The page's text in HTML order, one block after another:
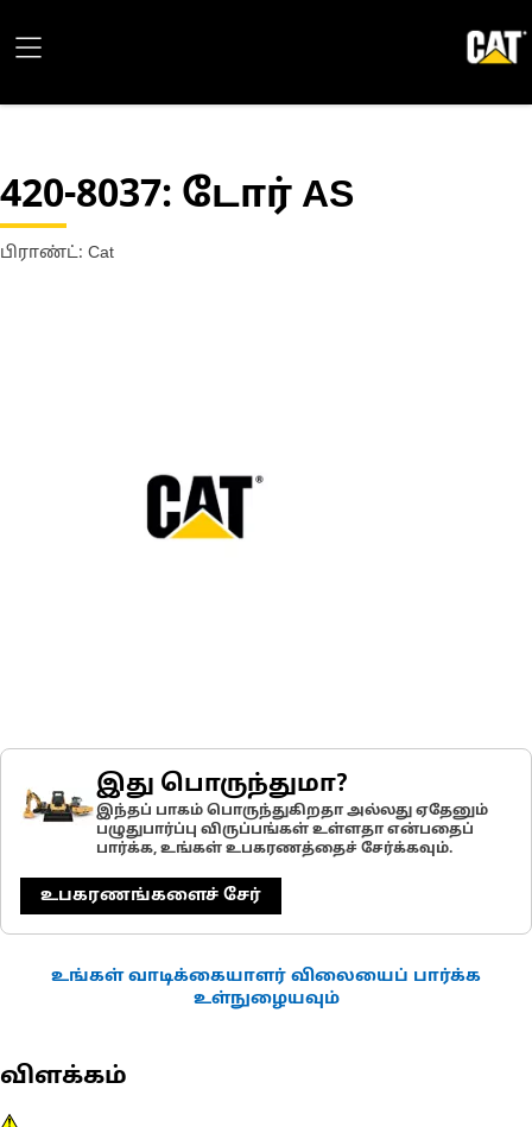
420-8037: டோர் AS
பிராண்ட்: Cat
இது பொருந்துமா?
இந்தப் பாகம் பொருந்துகிறதா அல்லது ஏதேனும்
பழுதுபார்ப்பு விருப்பங்கள் உள்ளதா என்பதைப்
பார்க்க, உங்கள் உபகரணத்தைச் சேர்க்கவும்.
உபகரணங்களைச் சேர்
உங்கள் வாடிக்கையாளர் விலையைப் பார்க்க
உள்நுழையவும்
விளக்கம்